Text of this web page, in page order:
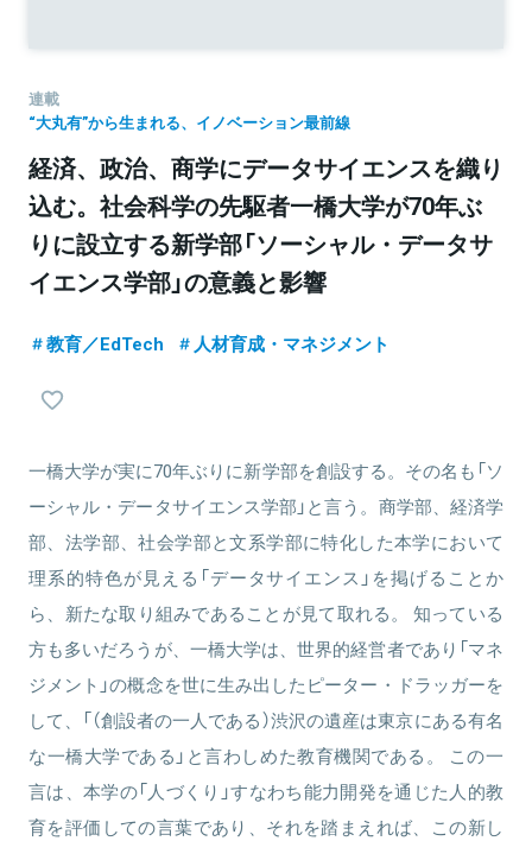
連載
“大丸有”から生まれる、イノベーション最前線
経済、政治、商学にデータサイエンスを織り
込む。社会科学の先駆者一橋大学が70年ぶ
りに設立する新学部「ソーシャル・データサ
イエンス学部」の意義と影響
教育／EdTech 人材育成・マネジメント
一橋大学が実に70年ぶりに新学部を創設する。その名も「ソ
ーシャル・データサイエンス学部」と言う。商学部、経済学
部、法学部、社会学部と文系学部に特化した本学において
理系的特色が見える「データサイエンス」を掲げることか
ら、新たな取り組みであることが見て取れる。 知っている
方も多いだろうが、一橋大学は、世界的経営者であり「マネ
ジメント」の概念を世に生み出したピーター・ドラッガーを
して、「（創設者の一人である）渋沢の遺産は東京にある有名
な一橋大学である」と言わしめた教育機関である。 この一
言は、本学の「人づくり」すなわち能力開発を通じた人的教
育を評価しての言葉であり、それを踏まえれば、この新し